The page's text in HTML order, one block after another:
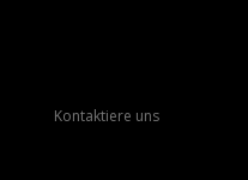
Kontaktiere uns